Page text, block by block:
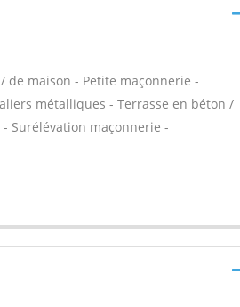
de maison - Petite maçonnerie -
métalliques - Terrasse en béton /
Surélévation maçonnerie -